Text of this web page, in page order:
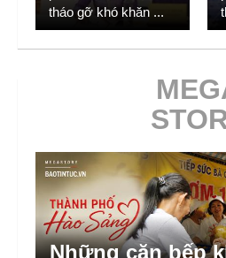
tháo gỡ khó khăn ...